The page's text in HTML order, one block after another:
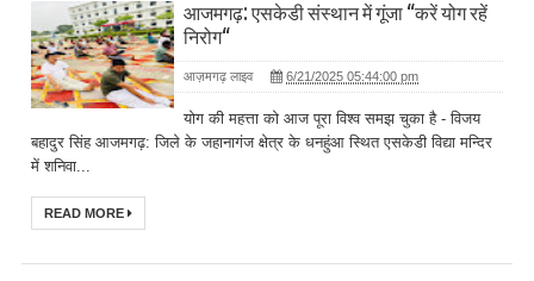
आजमगढ़: एसकेडी संस्थान में गूंजा ‘‘करें योग रहें
निरोग‘‘
आज़मगढ़ लाइव 6/21/2025 05:44:00 pm
योग की महत्ता को आज पूरा विश्व समझ चुका है - विजय
बहादुर सिंह आजमगढ़: जिले के जहानागंज क्षेत्र के धनहुंआ स्थित एसकेडी विद्या मन्दिर
में शनिवा...
READ MORE